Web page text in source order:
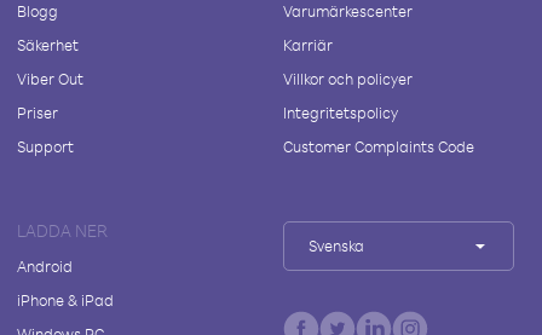
Blogg
Säkerhet
Viber Out
Priser
Support
Varumärkescenter
Karriär
Villkor och policyer
Integritetspolicy
Customer Complaints Code
LADDA NER
Android
iPhone & iPad
Svenska